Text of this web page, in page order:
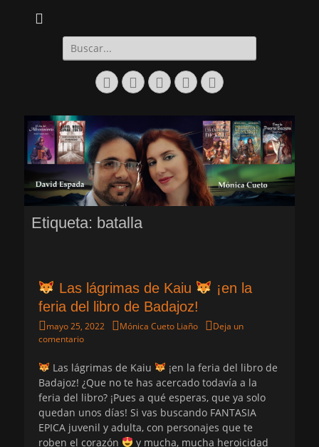
autores Mónica
Cueto Liaño y
David Espada Ruiz
Buscar:
Facebook
Correo
electrónico
WordPress
YouTubeInstagram
Etiqueta: batalla
Las lágrimas de Kaiu
¡en la
feria del libro de Badajoz!
Publicado
el
mayo 25, 2022 Autor
Mónica Cueto Liaño
Deja un
comentario
Las lágrimas de Kaiu
¡en la feria del libro de
Badajoz! ¿Que no te has acercado todavía a la
feria del libro? ¡Pues a qué esperas, que ya solo
quedan unos días! Si vas buscando FANTASIA
EPICA juvenil y adulta, con personajes que te
roben el corazón
y mucha, mucha heroicidad